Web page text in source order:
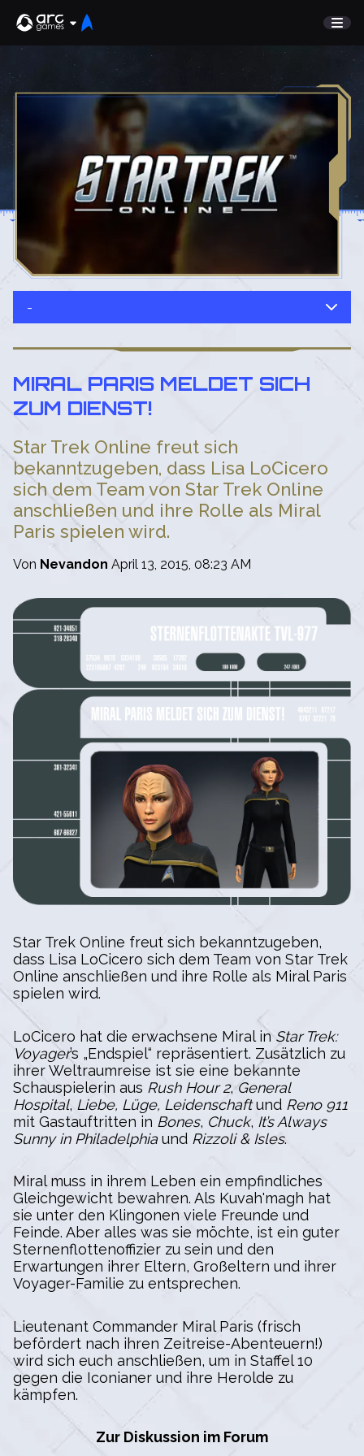
Undiscovered
NEUIGKEITEN
KUNDENSERVICE
TESTSERVER
English
Deutsch
-
MIRAL PARIS MELDET SICH
ZUM DIENST!
Star Trek Online freut sich
bekanntzugeben, dass Lisa LoCicero
sich dem Team von Star Trek Online
anschließen und ihre Rolle als Miral
Paris spielen wird.
Von Nevandon April 13, 2015, 08:23 AM
Star Trek Online freut sich bekanntzugeben,
dass Lisa LoCicero sich dem Team von Star Trek
Online anschließen und ihre Rolle als Miral Paris
spielen wird.
LoCicero hat die erwachsene Miral inStar Trek:
Voyager’s „Endspiel“ repräsentiert. Zusätzlich zu
ihrer Weltraumreise ist sie eine bekannte
Schauspielerin aus Rush Hour 2,General
Hospital, Liebe, Lüge, Leidenschaftund Reno 911
mit Gastauftritten in Bones, Chuck, It’s Always
Sunny in Philadelphia und Rizzoli & Isles.
Miral muss in ihrem Leben ein empfindliches
Gleichgewicht bewahren. Als Kuvah'magh hat
sie unter den Klingonen viele Freunde und
Feinde. Aber alles was sie möchte, ist ein guter
Sternenflottenoffizier zu sein und den
Erwartungen ihrer Eltern, Großeltern und ihrer
Voyager-Familie zu entsprechen.
Lieutenant Commander Miral Paris (frisch
befördert nach ihren Zeitreise-Abenteuern!)
wird sich euch anschließen, um in Staffel 10
gegen die Iconianer und ihre Herolde zu
kämpfen.
Zur Diskussion im Forum